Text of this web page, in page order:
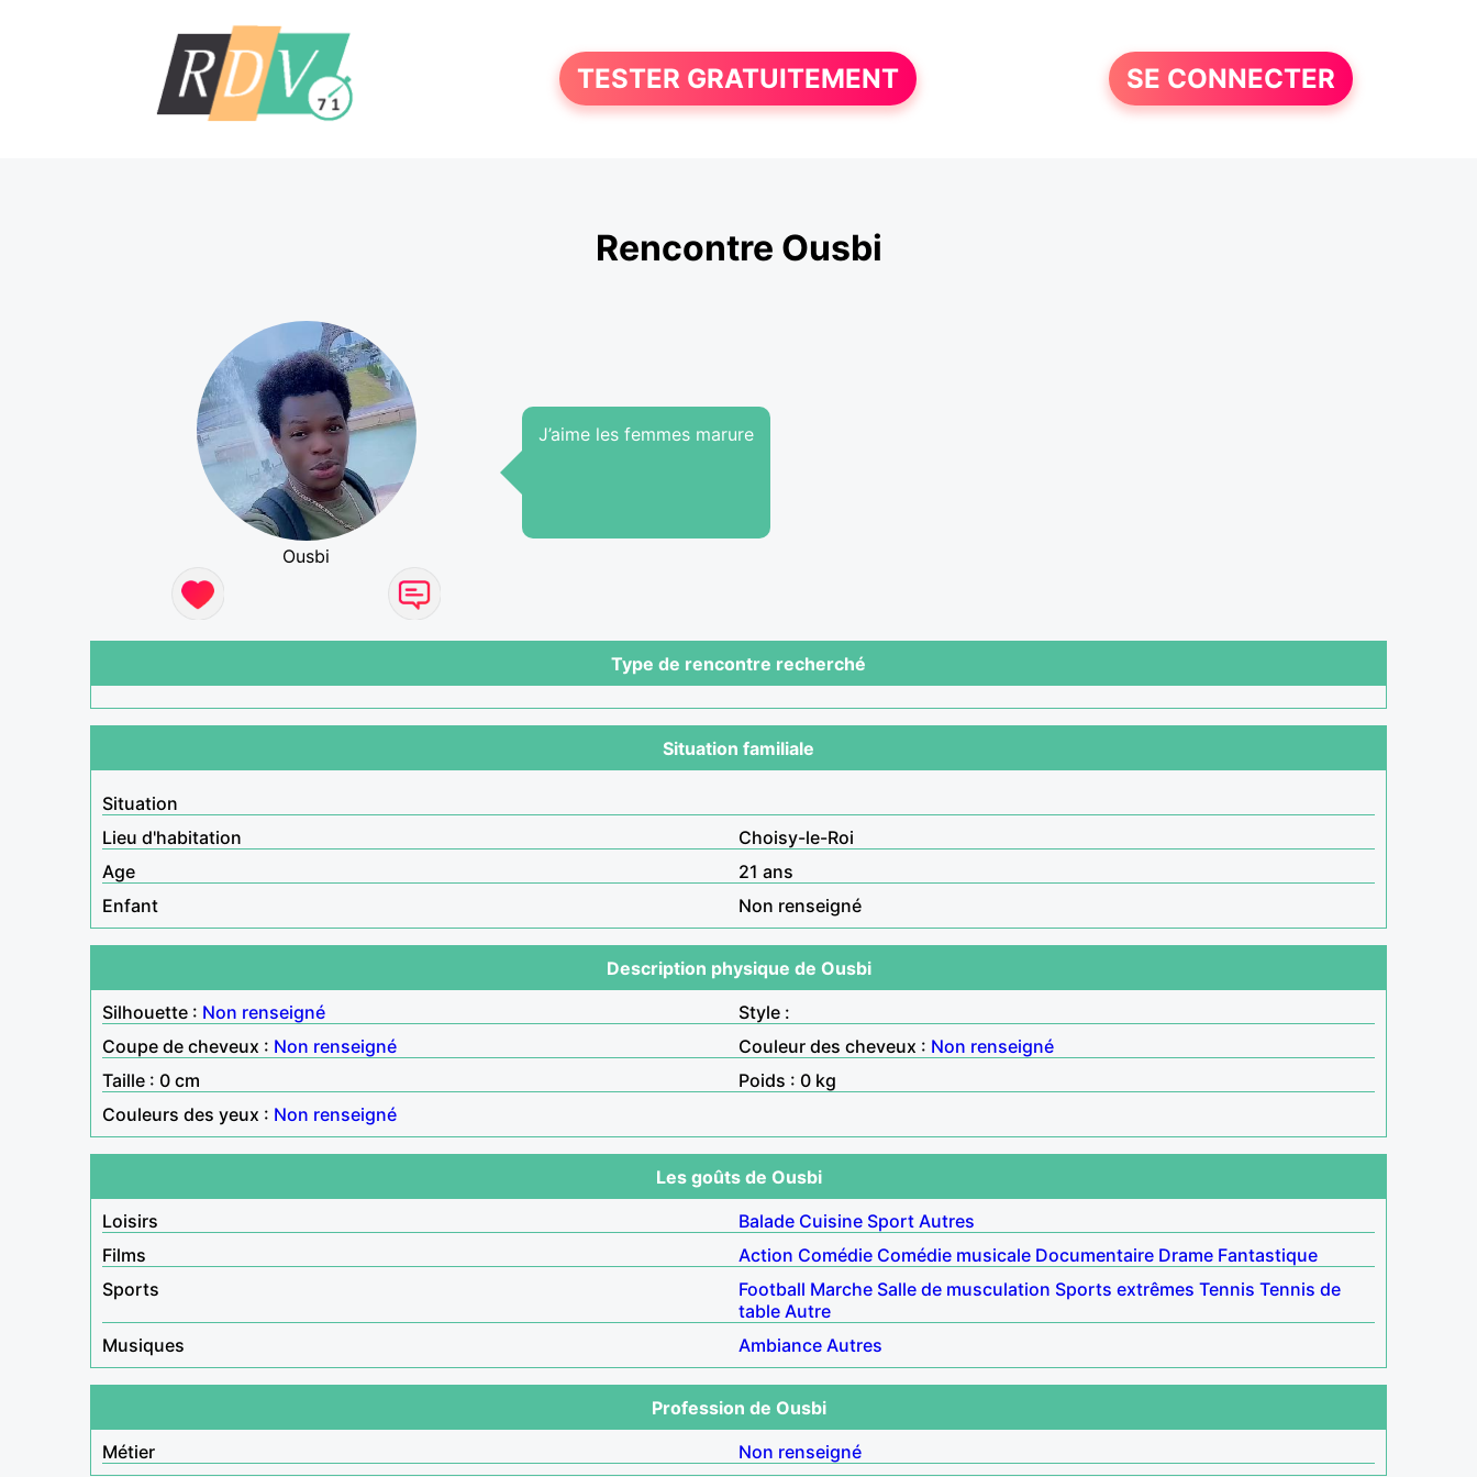
TESTER GRATUITEMENT SE CONNECTER
Rencontre Ousbi
Ousbi
J’aime les femmes marure
Type de rencontre recherché
Situation familiale
Situation
Lieu d'habitation
Choisy-le-Roi
Age
21 ans
Enfant
Non renseigné
Description physique de Ousbi
Silhouette : Non renseigné
Style :
Coupe de cheveux : Non renseigné Couleur des cheveux : Non renseigné
Taille : 0 cm
Poids : 0 kg
Couleurs des yeux : Non renseigné
Les goûts de Ousbi
Loisirs
Balade Cuisine Sport Autres
Films
Action Comédie Comédie musicale Documentaire Drame Fantastique
Sports
Football Marche Salle de musculation Sports extrêmes Tennis Tennis de
table Autre
Musiques
Ambiance Autres
Profession de Ousbi
Métier
Non renseigné